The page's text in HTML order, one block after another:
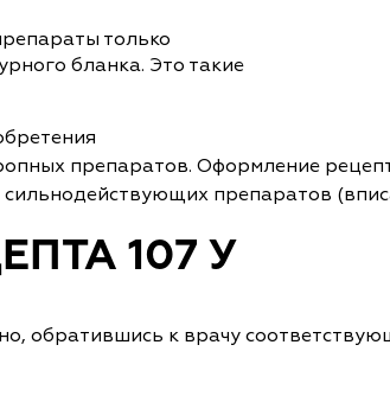
только
бланка. Это такие
препаратов. Оформление
сильнодействующих препаратов
107 У
обратившись к врачу